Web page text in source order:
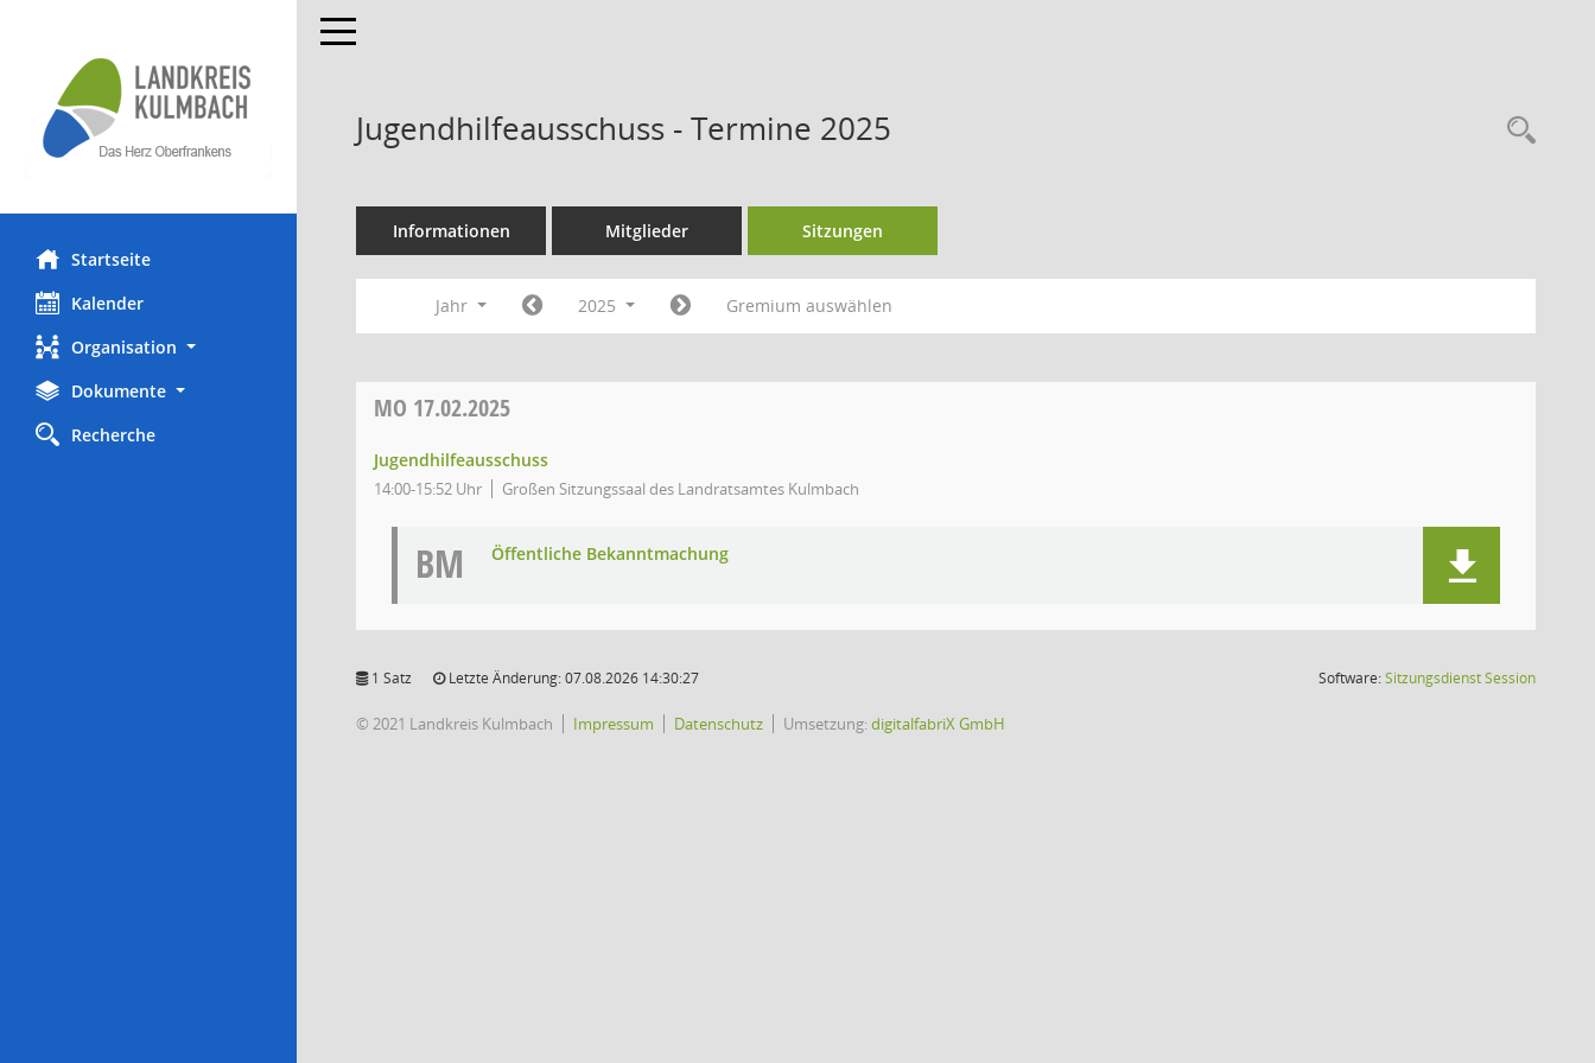
Startseite
Kalender
Organisation
Dokumente
Recherche
Toggle navigation
Jugendhilfeausschuss - Termine 2025
Informationen Mitglieder Sitzungen
Jahr 2025 Gremium auswählen
MO 17.02.2025
Jugendhilfeausschuss
14:00-15:52 Uhr Großen Sitzungssaal des Landratsamtes Kulmbach
BM Öffentliche Bekanntmachung
1 Satz Letzte Änderung: 07.08.2026 14:30:27 Software:SitzungsdienstSession(Wird in
© 2021 Landkreis Kulmbach Impressum Datenschutz Umsetzung:digitalfabriX GmbH